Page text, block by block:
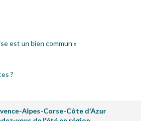
est un bien commun »
?
Alpes-Corse-Côte d'Azur